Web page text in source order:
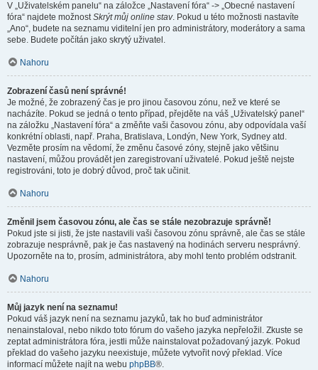
V „Uživatelském panelu“ na záložce „Nastavení fóra“ -> „Obecné nastavení
fóra“ najdete možnostSkrýt můj online stav. Pokud u této možnosti nastavíte
„Ano“, budete na seznamu viditelní jen pro administrátory, moderátory a sama
sebe. Budete počítán jako skrytý uživatel.
Nahoru
Zobrazení časů není správné!
Je možné, že zobrazený čas je pro jinou časovou zónu, než ve které se
nacházíte. Pokud se jedná o tento případ, přejděte na váš „Uživatelský panel“
na záložku „Nastavení fóra“ a změňte vaši časovou zónu, aby odpovídala vaší
konkrétní oblasti, např. Praha, Bratislava, Londýn, New York, Sydney atd.
Vezměte prosím na vědomí, že změnu časové zóny, stejně jako většinu
nastavení, můžou provádět jen zaregistrovaní uživatelé. Pokud ještě nejste
registrováni, toto je dobrý důvod, proč tak učinit.
Nahoru
Změnil jsem časovou zónu, ale čas se stále nezobrazuje správně!
Pokud jste si jisti, že jste nastavili vaši časovou zónu správně, ale čas se stále
zobrazuje nesprávně, pak je čas nastavený na hodinách serveru nesprávný.
Upozorněte na to, prosím, administrátora, aby mohl tento problém odstranit.
Nahoru
Můj jazyk není na seznamu!
Pokud váš jazyk není na seznamu jazyků, tak ho buď administrátor
nenainstaloval, nebo nikdo toto fórum do vašeho jazyka nepřeložil. Zkuste se
zeptat administrátora fóra, jestli může nainstalovat požadovaný jazyk. Pokud
překlad do vašeho jazyku neexistuje, můžete vytvořit nový překlad. Více
informací můžete najít na webu phpBB®.